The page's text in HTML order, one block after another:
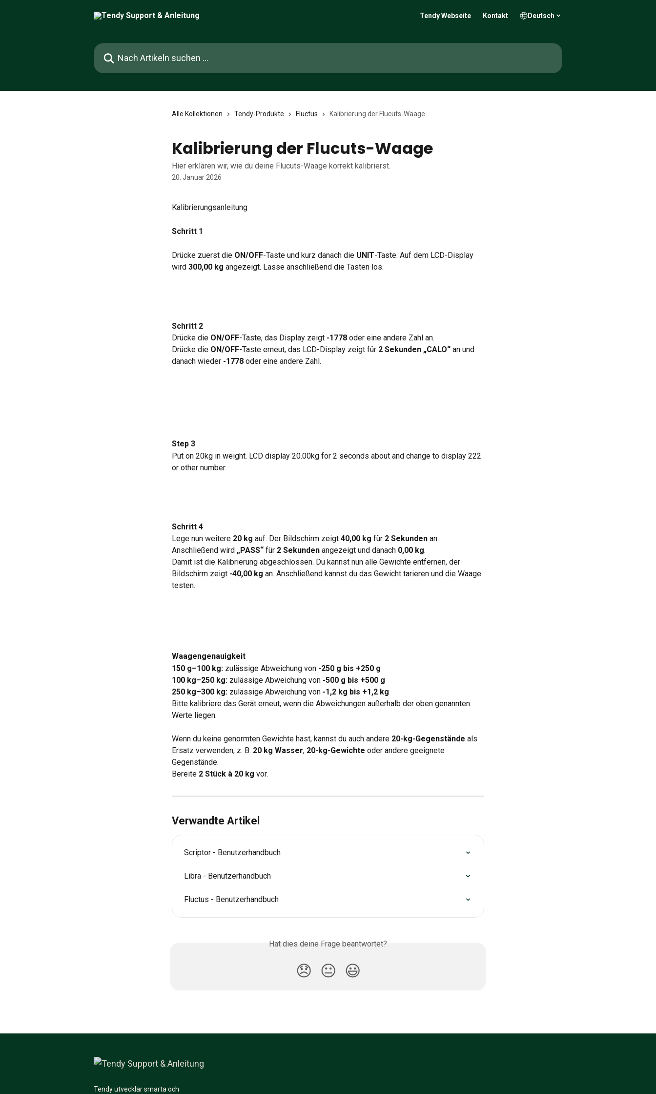
Tendy Webseite Kontakt Deutsch
Nach Artikeln suchen …
Alle Kollektionen Tendy-Produkte Fluctus Kalibrierung der Flucuts-Waage
Kalibrierung der Flucuts-Waage
Hier erklären wir, wie du deine Flucuts-Waage korrekt kalibrierst.
20. Januar 2026
Kalibrierungsanleitung
Schritt 1
Drücke zuerst die ON/OFF-Taste und kurz danach die UNIT-Taste. Auf dem LCD-Display
wird 300,00 kg angezeigt. Lasse anschließend die Tasten los.
Schritt 2
Drücke die ON/OFF-Taste, das Display zeigt -1778 oder eine andere Zahl an.
Drücke die ON/OFF-Taste erneut, das LCD-Display zeigt für 2 Sekunden „CALO“ an und
danach wieder -1778 oder eine andere Zahl.
Step 3
Put on 20kg in weight. LCD display 20.00kg for 2 seconds about and change to display 222
or other number.
Schritt 4
Lege nun weitere 20 kg auf. Der Bildschirm zeigt 40,00 kg für 2 Sekunden an.
Anschließend wird „PASS“ für 2 Sekunden angezeigt und danach 0,00 kg.
Damit ist die Kalibrierung abgeschlossen. Du kannst nun alle Gewichte entfernen, der
Bildschirm zeigt -40,00 kg an. Anschließend kannst du das Gewicht tarieren und die Waage
testen.
Waagengenauigkeit
150 g–100 kg: zulässige Abweichung von -250 g bis +250 g
100 kg–250 kg: zulässige Abweichung von -500 g bis +500 g
250 kg–300 kg: zulässige Abweichung von -1,2 kg bis +1,2 kg
Bitte kalibriere das Gerät erneut, wenn die Abweichungen außerhalb der oben genannten
Werte liegen.
Wenn du keine genormten Gewichte hast, kannst du auch andere 20-kg-Gegenstände als
Ersatz verwenden, z. B. 20 kg Wasser, 20-kg-Gewichte oder andere geeignete
Gegenstände.
Bereite 2 Stück à 20 kg vor.
Verwandte Artikel
Scriptor - Benutzerhandbuch
Libra - Benutzerhandbuch
Fluctus - Benutzerhandbuch
Hat dies deine Frage beantwortet?
😞 😐 😃
Tendy utvecklar smarta och